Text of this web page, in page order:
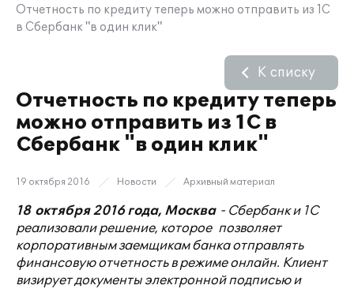
Отчетность по кредиту теперь можно отправить из 1С
в Сбербанк "в один клик"
Отчетность по кредиту теперь
можно отправить из 1С в
Сбербанк "в один клик"
К списку
19 октября 2016 Новости Архивный материал
18 октября 2016 года, Москва - Сбербанк и 1С
реализовали решение, которое позволяет
корпоративным заемщикам банка отправлять
финансовую отчетность в режиме онлайн. Клиент
визирует документы электронной подписью и